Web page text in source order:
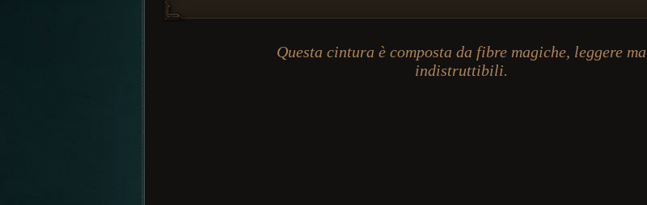
Questa cintura è composta da fibre magiche, leggere ma
indistruttibili.